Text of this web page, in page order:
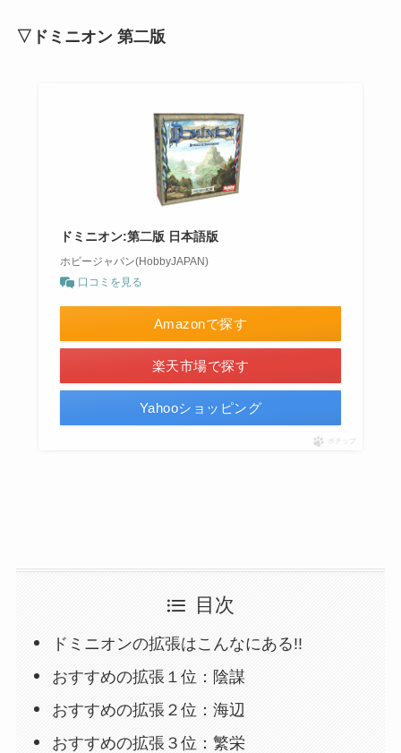
▽ドミニオン 第二版
ドミニオン:第二版 日本語版
ホビージャパン(HobbyJAPAN)
口コミを見る
Amazonで探す
楽天市場で探す
Yahooショッピング
ポチップ
目次
ドミニオンの拡張はこんなにある!!
おすすめの拡張１位：陰謀
おすすめの拡張２位：海辺
おすすめの拡張３位：繁栄